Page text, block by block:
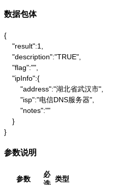
数据包体
{
    "result":1,
    "description":"TRUE",
    "flag":"",
    "ipInfo":{
        "address":"湖北省武汉市",
        "isp":"电信DNS服务器",
        "notes":""
    }
}
参数说明
参数
必
类型